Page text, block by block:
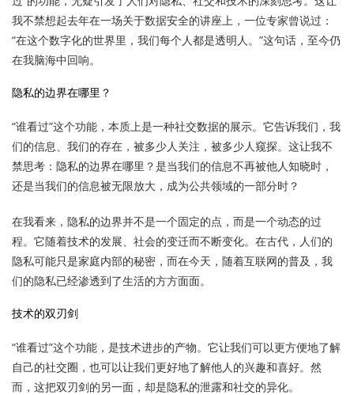
我不禁想起去年在一场关于数据安全的讲座上，一位专家曾说过：
“在这个数字化的世界里，我们每个人都是透明人。”这句话，至今仍
在我脑海中回响。
隐私的边界在哪里？
“谁看过”这个功能，本质上是一种社交数据的展示。它告诉我们，我
们的信息、我们的存在，被多少人关注，被多少人窥探。这让我不
禁思考：隐私的边界在哪里？是当我们的信息不再被他人知晓时，
还是当我们的信息被无限放大，成为公共领域的一部分时？
在我看来，隐私的边界并不是一个固定的点，而是一个动态的过
程。它随着技术的发展、社会的变迁而不断变化。在古代，人们的
隐私可能只是家庭内部的秘密，而在今天，随着互联网的普及，我
们的隐私已经渗透到了生活的方方面面。
技术的双刃剑
“谁看过”这个功能，是技术进步的产物。它让我们可以更方便地了解
自己的社交圈，也可以让我们更好地了解他人的兴趣和喜好。然
而，这把双刃剑的另一面，却是隐私的泄露和社交的异化。